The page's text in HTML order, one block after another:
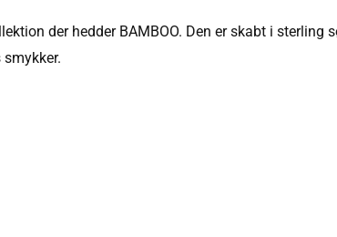
der hedder BAMBOO. Den er skabt i